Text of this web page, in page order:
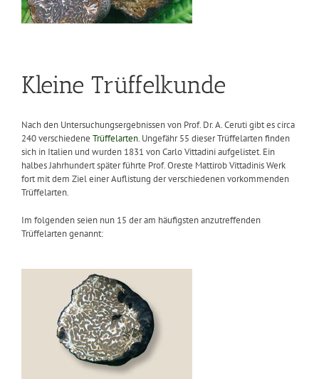
Kleine Trüffelkunde
Nach den Untersuchungsergebnissen von Prof. Dr. A. Ceruti gibt es circa
240 verschiedene Trüffelarten. Ungefähr 55 dieser Trüffelarten finden
sich in Italien und wurden 1831 von Carlo Vittadini aufgelistet. Ein
halbes Jahrhundert später führte Prof. Oreste Mattirob Vittadinis Werk
fort mit dem Ziel einer Auflistung der verschiedenen vorkommenden
Trüffelarten.
Im folgenden seien nun 15 der am häufigsten anzutreffenden
Trüffelarten genannt: